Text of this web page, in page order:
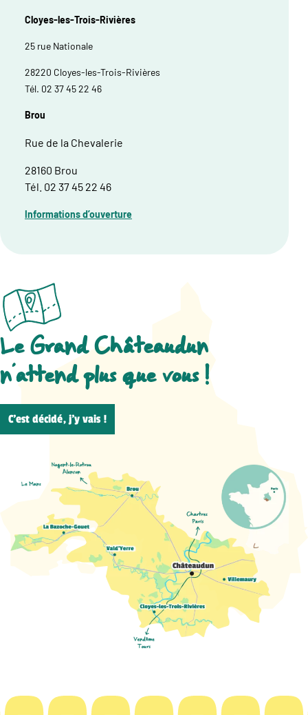
Cloyes-les-Trois-Rivières
25 rue Nationale
28220 Cloyes-les-Trois-Rivières
Tél. 02 37 45 22 46
Brou
Rue de la Chevalerie
28160 Brou
Tél. 02 37 45 22 46
Informations d’ouverture
Le Grand Châteaudun
n’attend plus que vous !
C’est décidé, j’y vais !